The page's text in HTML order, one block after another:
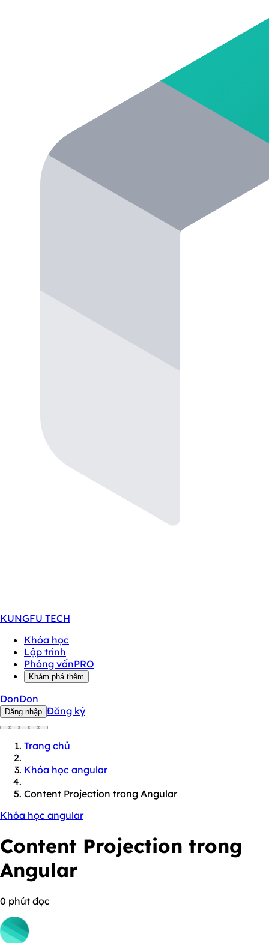
KUNGFU TECH
Khóa học
Lập trình
Phỏng vấnPRO
Khám phá thêm
DonDon
Đăng nhập Đăng ký
Trang chủ
Khóa học angular
Content Projection trong Angular
Khóa học angular
Content Projection trong
Angular
0 phút đọc